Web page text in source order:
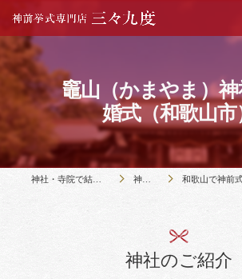
竈山（かまやま）
婚式（和歌山市
神社・寺院で結婚式のことなら神前挙式専門店三々九度 神社・寺院の紹介 和歌山で神前式・仏前式のできる12社寺の紹介｜
神社のご紹介